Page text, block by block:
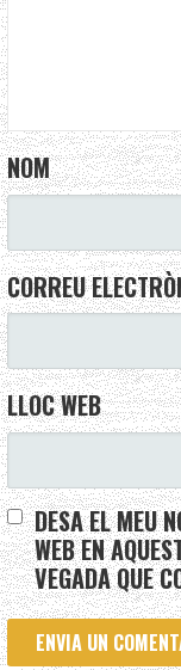
NOM
CORREU
LLOC WEB
DESA EL MEU
WEB EN
VEGADA QUE